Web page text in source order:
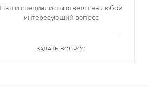
Наши специалисты ответят на любой
интересующий вопрос
ЗАДАТЬ ВОПРОС